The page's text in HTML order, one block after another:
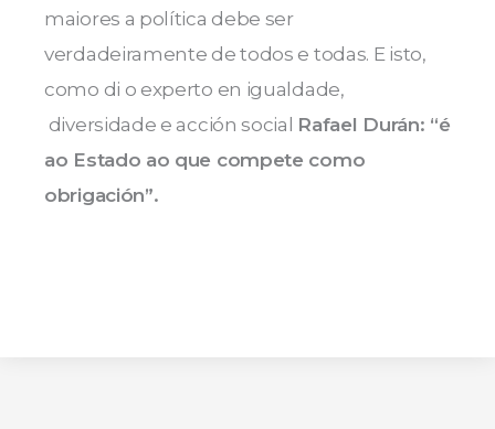
maiores a política debe ser
verdadeiramente de todos e todas. E isto,
como di o experto en igualdade,
diversidade e acción social Rafael Durán: “é
ao Estado ao que compete como
obrigación”.